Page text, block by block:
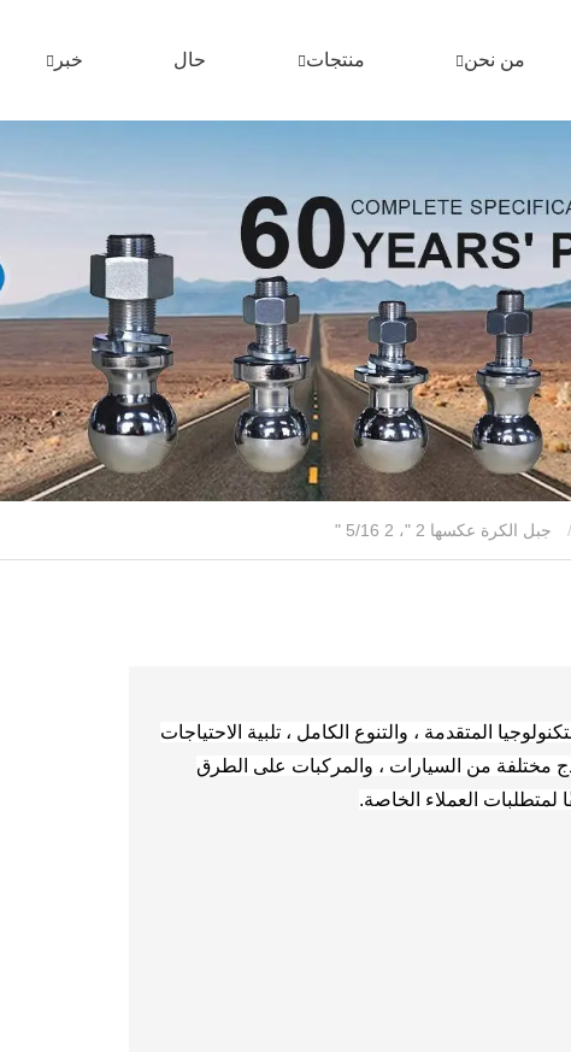
من نحن منتجات حال خبر
المتقدمة ، والتنوع الكامل ، تلبية الاحتياجات
مختلفة من السيارات ، والمركبات على الطرق
العملاء الخاصة.